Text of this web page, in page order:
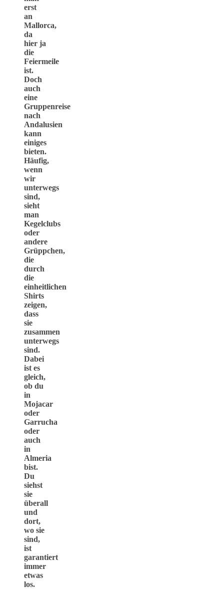
erst
an
Mallorca,
da
hier ja
die
Feiermeile
ist.
Doch
auch
eine
Gruppenreise
nach
Andalusien
kann
einiges
bieten.
Häufig,
wenn
wir
unterwegs
sind,
sieht
man
Kegelclubs
oder
andere
Grüppchen,
die
durch
die
einheitlichen
Shirts
zeigen,
dass
sie
zusammen
unterwegs
sind.
Dabei
ist es
gleich,
ob du
in
Mojacar
oder
Garrucha
oder
auch
in
Almeria
bist.
Du
siehst
sie
überall
und
dort,
wo sie
sind,
ist
garantiert
immer
etwas
los.